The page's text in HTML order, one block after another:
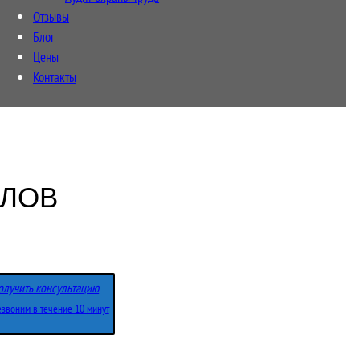
Отзывы
Блог
Цены
Контакты
консультацию
в течение 10 минут